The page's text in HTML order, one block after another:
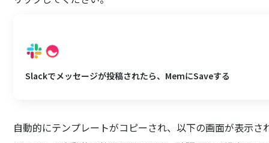
Slackでメッセージが投稿されたら、MemにSaveする
自動的にテンプレートがコピーされ、以下の画面が表示